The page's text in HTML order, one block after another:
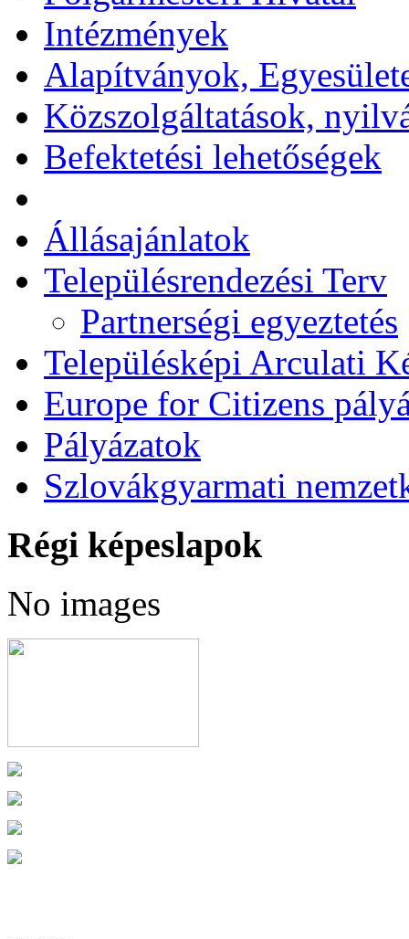
Intézmények
Alapítványok,
Közszolgáltatások,
Befektetési lehetőségek
Állásajánlatok
Településrendezési Terv
Partnerségi egyeztetés
Településképi Arculati
Europe for Citizens
Pályázatok
Szlovákgyarmati
Régi képeslapok
No images